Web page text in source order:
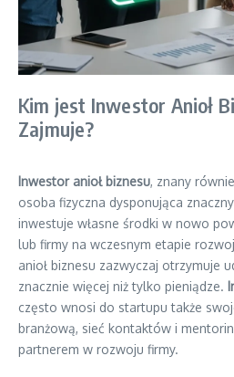
Kim jest Inwestor Anioł
Zajmuje?
Inwestor anioł biznesu, znany
osoba fizyczna dysponująca
inwestuje własne środki w nowo
lub firmy na wczesnym etapie
anioł biznesu zazwyczaj otrzymuje
znacznie więcej niż tylko pieniądze.
często wnosi do startupu także
branżową, sieć kontaktów i
partnerem w rozwoju firmy.